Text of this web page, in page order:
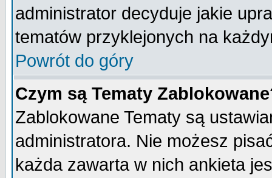
administrator decyduje jakie
tematów przyklejonych na
Powrót do góry
Czym są Tematy
Zablokowane Tematy są
administratora. Nie możesz
każda zawarta w nich ankieta